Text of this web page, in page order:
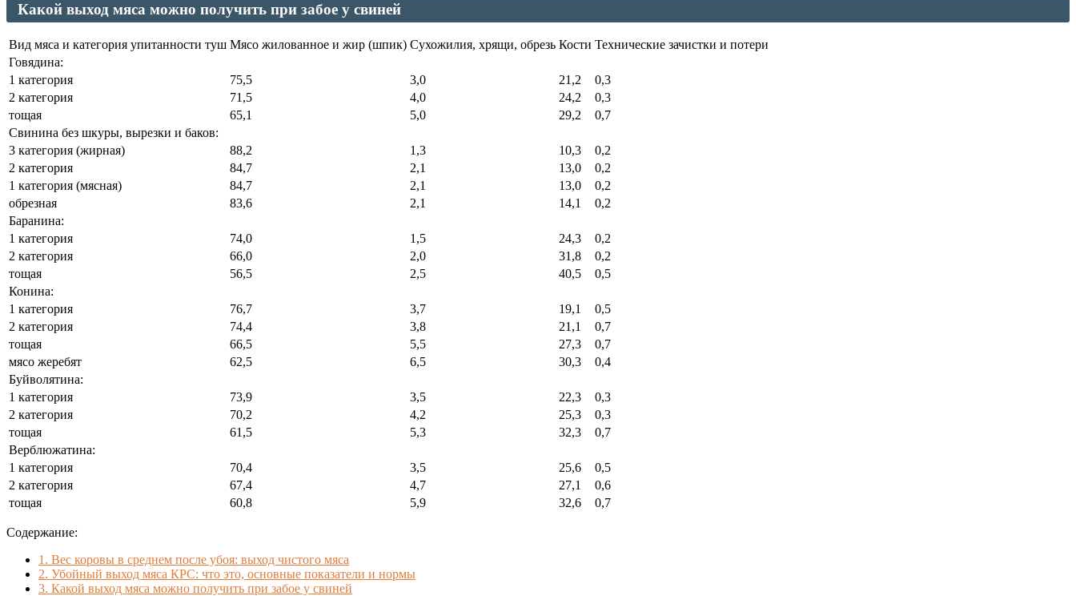
Какой выход мяса можно получить при забое у свиней
Вид мяса и категория упитанности туш Мясо жилованное и жир (шпик) Сухожилия, хрящи, обрезь Кости Технические зачистки и потери
Говядина:
1 категория
75,5 3,0 21,2
0,3
2 категория
71,5 4,0 24,2
0,3
тощая
65,1 5,0 29,2
0,7
Свинина без шкуры, вырезки и баков:
3 категория (жирная)
88,2 1,3 10,3
0,2
2 категория
84,7 2,1 13,0
0,2
1 категория (мясная)
84,7 2,1 13,0
0,2
обрезная
83,6 2,1 14,1
0,2
Баранина:
1 категория
74,0 1,5 24,3
0,2
2 категория
66,0 2,0 31,8
0,2
тощая
56,5 2,5 40,5
0,5
Конина:
1 категория
76,7 3,7 19,1
0,5
2 категория
74,4 3,8 21,1
0,7
тощая
66,5 5,5 27,3
0,7
мясо жеребят
62,5 6,5 30,3
0,4
Буйволятина:
1 категория
73,9 3,5 22,3
0,3
2 категория
70,2 4,2 25,3
0,3
тощая
61,5 5,3 32,3
0,7
Верблюжатина:
1 категория
70,4 3,5 25,6
0,5
2 категория
67,4 4,7 27,1
0,6
тощая
60,8 5,9 32,6 0,7
Содержание:
1. Вес коровы в среднем после убоя: выход чистого мяса
2. Убойный выход мяса КРС: что это, основные показатели и нормы
3. Какой выход мяса можно получить при забое у свиней